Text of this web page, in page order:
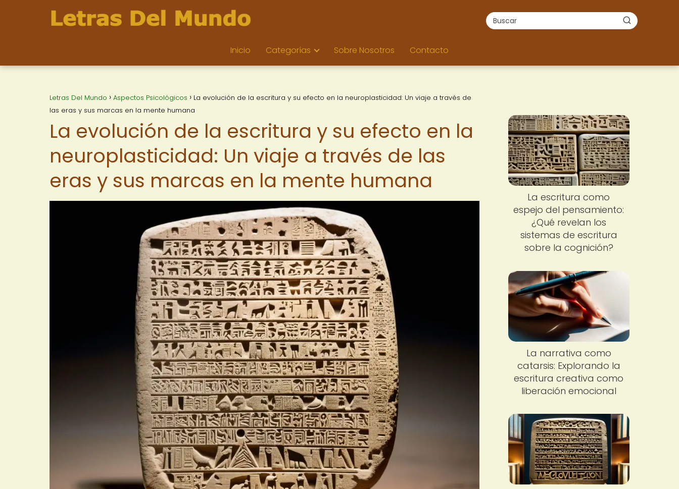
Inicio Categorías Sobre Nosotros Contacto
Letras Del Mundo Aspectos Psicológicos
La evolución de la escritura y su efecto en la neuroplasticidad: Un viaje a través de
las eras y sus marcas en la mente humana
La evolución de la escritura y su efecto en la
neuroplasticidad: Un viaje a través de las
eras y sus marcas en la mente humana
La escritura como
espejo del pensamiento:
¿Qué revelan los
sistemas de escritura
sobre la cognición?
La narrativa como
catarsis: Explorando la
escritura creativa como
liberación emocional